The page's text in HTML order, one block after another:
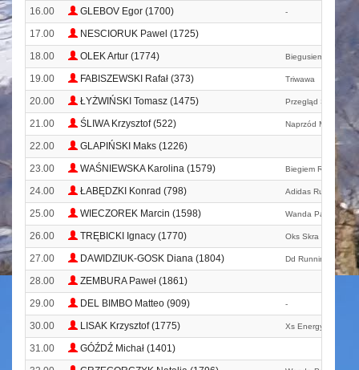
16.00 GLEBOV Egor (1700) -
17.00
NESCIORUK Pawel (1725)
18.00
OLEK Artur (1774) Biegusiem. Pl
19.00 FABISZEWSKI Rafał (373) Triwawa
20.00 ŁYŻWIŃSKI Tomasz (1475) Przegląd
21.00 ŚLIWA Krzysztof (522) Naprzód Młociny
22.00
GLAPIŃSKI Maks (1226)
23.00
WAŚNIEWSKA Karolina (1579) Biegiem Radom
24.00 ŁABĘDZKI Konrad (798) Adidas Runners
25.00 WIECZOREK Marcin (1598) Wanda Panfil Team
26.00 TRĘBICKI Ignacy (1770) Oks Skra Warszawa
27.00 DAWIDZIUK-GOSK Diana (1804) Dd Running Team
28.00
ZEMBURA Paweł (1861)
29.00
DEL BIMBO Matteo (909) -
30.00 LISAK Krzysztof (1775) Xs Energy
31.00
GÓŹDŹ Michał (1401)